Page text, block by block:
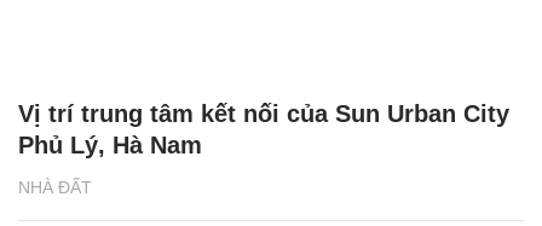
NHÀ ĐẤT
Vị trí trung tâm kết nối của Sun Urban City
Phủ Lý, Hà Nam